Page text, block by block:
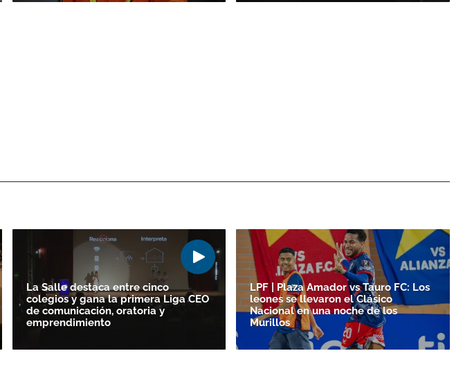
La Salle destaca entre cinco
colegios y gana la primera Liga CEO
de comunicación, oratoria y
emprendimiento
LPF | Plaza Amador vs Tauro FC: Los
leones se llevaron el Clásico
Nacional en una noche de los
Murillos